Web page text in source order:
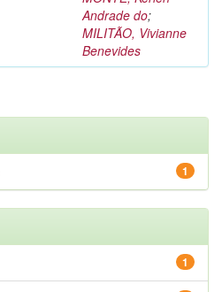
Andrade do;
MILITÃO, Vivianne
Benevides
1
1